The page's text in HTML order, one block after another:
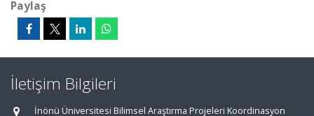
Paylaş
İletişim Bilgileri
İnönü Üniversitesi Bilimsel Araştırma Projeleri Koordinasyon